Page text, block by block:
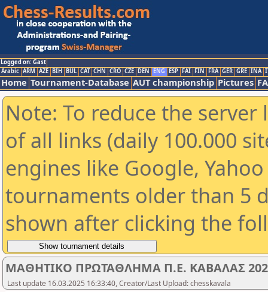
Logged on: Gast
Arabic ARM AZE BIH BUL CAT CHN CRO CZE DEN ENG ESP FAI FIN FRA GER GRE INA
Home Tournament-Database AUT championship Pictures
Note: To reduce the
of all links (daily 100.000
engines like Google,
tournaments older than 5
shown after clicking the
ΜΑΘΗΤΙΚΟ ΠΡΩΤΑΘΛΗΜΑ Π.Ε. ΚΑΒΑΛΑΣ
Last update 16.03.2025 16:33:40, Creator/Last Upload: chesskavala